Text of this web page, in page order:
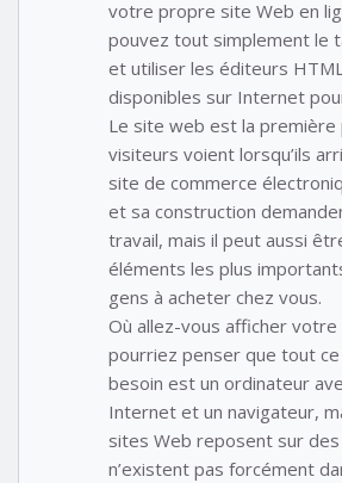
votre propre site Web en
pouvez tout simplement le
et utiliser les éditeurs
disponibles sur Internet
Le site web est la première
visiteurs voient lorsqu’ils
site de commerce
et sa construction
travail, mais il peut aussi
éléments les plus
gens à acheter chez vous.
Où allez-vous afficher votre
pourriez penser que tout
besoin est un ordinateur
Internet et un navigateur,
sites Web reposent sur
n’existent pas forcément